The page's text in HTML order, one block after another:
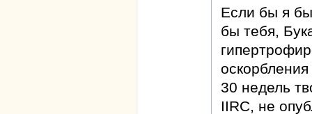
Если бы я
бы тебя,
30 недель
IIRC, не